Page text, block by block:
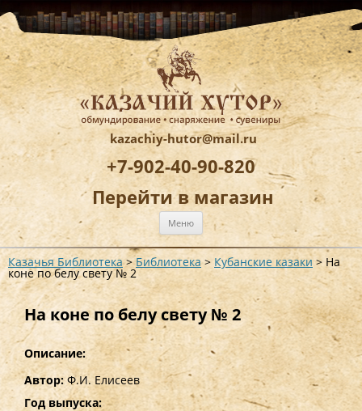
kazachiy-hutor@mail.ru
+7-902-40-90-820
Перейти в магазин
Меню Перейти
к
содержимому
Казачья Библиотека>Библиотека> Кубанские казаки> На
коне по белу свету № 2
На коне по белу свету № 2
Описание:
Автор: Ф.И. Елисеев
Год выпуска: